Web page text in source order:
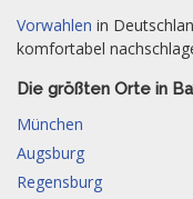
Vorwahlen in
komfortabel
Die größten Orte in
München
Augsburg
Regensburg